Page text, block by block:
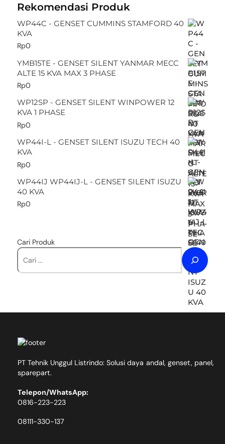
Rekomendasi Produk
WP44C - GENSET CUMMINS STAMFORD 40
KVA
Rp0
YMB15TE - GENSET SILENT YANMAR MECC
ALTE 15 KVA MAX 3 PHASE
Rp0
WP12SP - GENSET SILENT WINPOWER 12
KVA 1 PHASE
Rp0
WP44I-L - GENSET SILENT ISUZU TECH 40
KVA
Rp0
WP44IJ WP44IJ-L - GENSET SILENT ISUZU
40 KVA
Rp0
Cari Produk
PT Tehnik Unggul Listrindo: Solusi daya andal, genset, panel,
sparepart.
Telepon/WhatsApp:
0816-223-223
08111-330-137